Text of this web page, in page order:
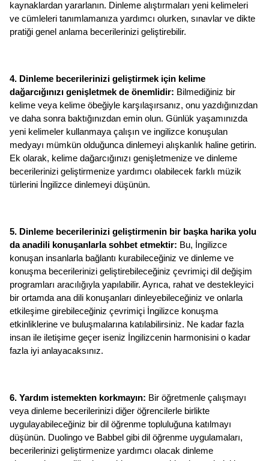
kaynaklardan yararlanın. Dinleme alıştırmaları yeni kelimeleri
ve cümleleri tanımlamanıza yardımcı olurken, sınavlar ve dikte
pratiği genel anlama becerilerinizi geliştirebilir.
4. Dinleme becerilerinizi geliştirmek için kelime
dağarcığınızı genişletmek de önemlidir: Bilmediğiniz bir
kelime veya kelime öbeğiyle karşılaşırsanız, onu yazdığınızdan
ve daha sonra baktığınızdan emin olun. Günlük yaşamınızda
yeni kelimeler kullanmaya çalışın ve ingilizce konuşulan
medyayı mümkün olduğunca dinlemeyi alışkanlık haline getirin.
Ek olarak, kelime dağarcığınızı genişletmenize ve dinleme
becerilerinizi geliştirmenize yardımcı olabilecek farklı müzik
türlerini İngilizce dinlemeyi düşünün.
5. Dinleme becerilerinizi geliştirmenin bir başka harika yolu
da anadili konuşanlarla sohbet etmektir: Bu, İngilizce
konuşan insanlarla bağlantı kurabileceğiniz ve dinleme ve
konuşma becerilerinizi geliştirebileceğiniz çevrimiçi dil değişim
programları aracılığıyla yapılabilir. Ayrıca, rahat ve destekleyici
bir ortamda ana dili konuşanları dinleyebileceğiniz ve onlarla
etkileşime girebileceğiniz çevrimiçi İngilizce konuşma
etkinliklerine ve buluşmalarına katılabilirsiniz. Ne kadar fazla
insan ile iletişime geçer iseniz İngilizcenin harmonisini o kadar
fazla iyi anlayacaksınız.
6. Yardım istemekten korkmayın: Bir öğretmenle çalışmayı
veya dinleme becerilerinizi diğer öğrencilerle birlikte
uygulayabileceğiniz bir dil öğrenme topluluğuna katılmayı
düşünün. Duolingo ve Babbel gibi dil öğrenme uygulamaları,
becerilerinizi geliştirmenize yardımcı olacak dinleme